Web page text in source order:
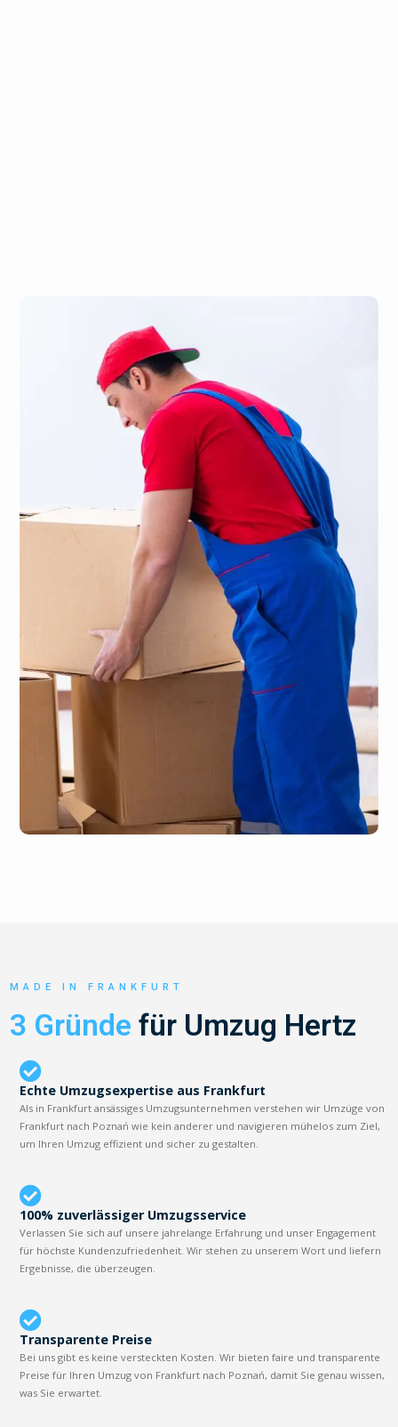
MADE IN FRANKFURT
3 Gründe für Umzug Hertz
Echte Umzugsexpertise aus Frankfurt
Als in Frankfurt ansässiges Umzugsunternehmen verstehen wir Umzüge von
Frankfurt nach Poznań wie kein anderer und navigieren mühelos zum Ziel,
um Ihren Umzug effizient und sicher zu gestalten.
100% zuverlässiger Umzugsservice
Verlassen Sie sich auf unsere jahrelange Erfahrung und unser Engagement
für höchste Kundenzufriedenheit. Wir stehen zu unserem Wort und liefern
Ergebnisse, die überzeugen.
Transparente Preise
Bei uns gibt es keine versteckten Kosten. Wir bieten faire und transparente
Preise für Ihren Umzug von Frankfurt nach Poznań, damit Sie genau wissen,
was Sie erwartet.